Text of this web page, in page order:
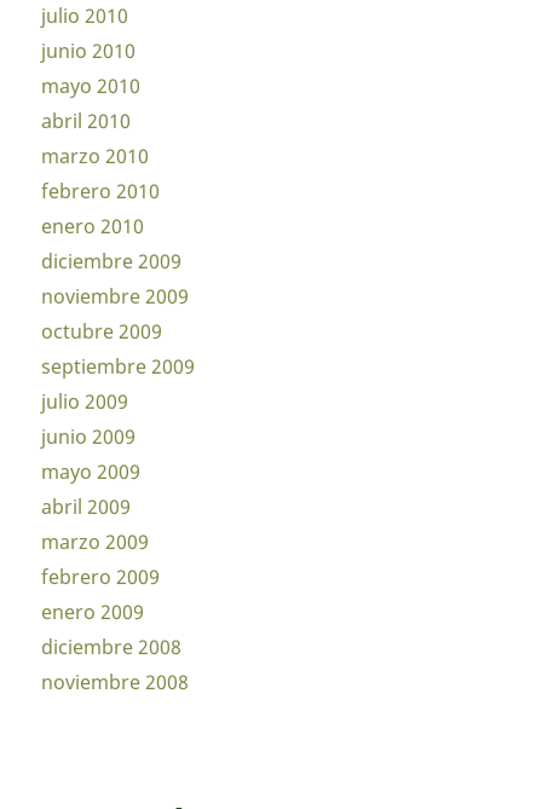
julio 2010
junio 2010
mayo 2010
abril 2010
marzo 2010
febrero 2010
enero 2010
diciembre 2009
noviembre 2009
octubre 2009
septiembre 2009
julio 2009
junio 2009
mayo 2009
abril 2009
marzo 2009
febrero 2009
enero 2009
diciembre 2008
noviembre 2008